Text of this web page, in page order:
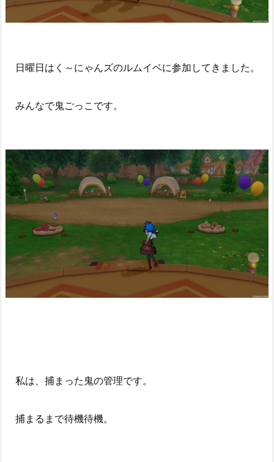
日曜日はく～にゃんズのルムイベに参加してきました。
みんなで鬼ごっこです。
私は、捕まった鬼の管理です。
捕まるまで待機待機。